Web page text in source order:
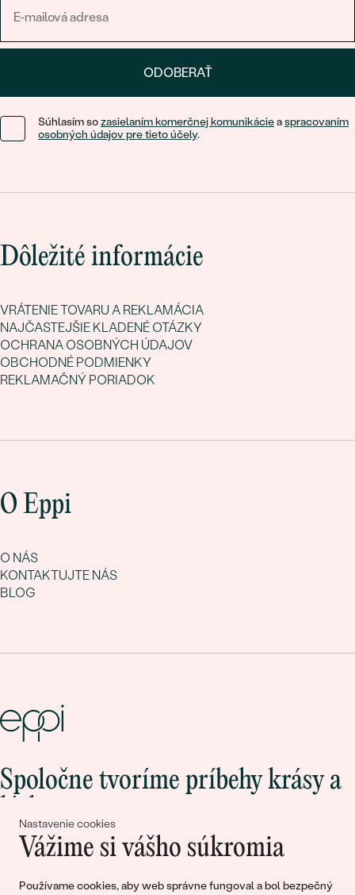
Nastavenie cookies
Vážime si vášho súkromia
Používame cookies, aby web správne fungoval a bol bezpečný
ODOBERAŤ
Súhlasím sozasielaním komerčnej komunikácieaspracovaním
osobných údajov pre tieto účely.
Dôležité informácie
VRÁTENIE TOVARU A REKLAMÁCIA
NAJČASTEJŠIE KLADENÉ OTÁZKY
OCHRANA OSOBNÝCH ÚDAJOV
OBCHODNÉ PODMIENKY
REKLAMAČNÝ PORIADOK
O Eppi
O NÁS
KONTAKTUJTE NÁS
BLOG
Spoločne tvoríme príbehy krásy a
Pripojte sa k nám!